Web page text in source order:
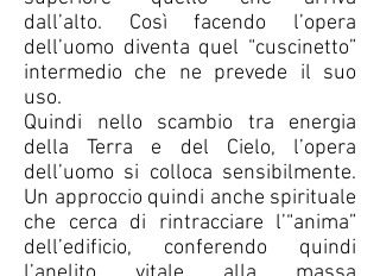
dall’alto. Così facendo l’opera
dell’uomo diventa quel “cuscinetto”
intermedio che ne prevede il suo
uso.
Quindi nello scambio tra energia
della Terra e del Cielo, l’opera
dell’uomo si colloca sensibilmente.
Un approccio quindi anche spirituale
che cerca di rintracciare l’“anima”
dell’edificio, conferendo quindi